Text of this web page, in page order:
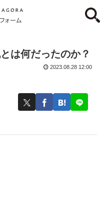
は何だったのか？
2023.08.28 12:00